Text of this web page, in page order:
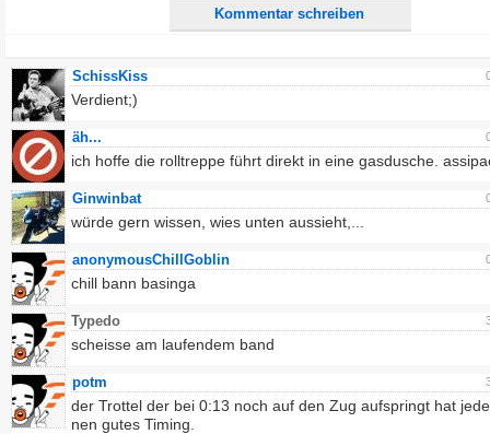
Kommentar schreiben
SchissKiss
Verdient;)
äh...
ich hoffe die rolltreppe führt direkt in eine gasdusche.
Ginwinbat
würde gern wissen, wies unten aussieht,...
anonymousChillGoblin
chill bann basinga
Typedo
scheisse am laufendem band
potm
der Trottel der bei 0:13 noch auf den Zug aufspringt hat
nen gutes Timing.